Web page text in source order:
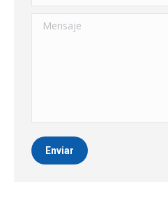
Mensaje
Enviar